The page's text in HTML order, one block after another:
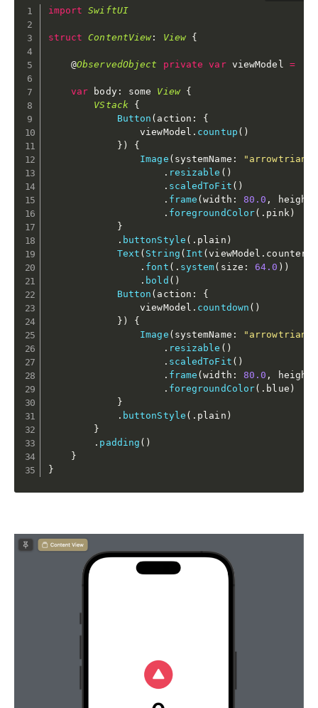
import SwiftUI
struct ContentView: View {
    @
ObservedObject private var viewModel =
var body: some View
{
VStack
{
Button ( action :
{
                viewModel
. countup ( )
} )
{
Image ( systemName :
. resizable ( )
. scaledToFit ( )
. frame (width : 80.0 , height
. foregroundColor( . pink)
}
. buttonStyle ( . plain )
Text ( String ( Int (viewModel . counter
. font ( . system( size : 64.0 ) )
. bold ( )
Button ( action :
{
                viewModel
. countdown ( )
} )
{
Image ( systemName :
. resizable ( )
. scaledToFit ( )
. frame (width : 80.0 , height
. foregroundColor( . blue )
}
. buttonStyle ( . plain )
}
. padding ( )
}
}